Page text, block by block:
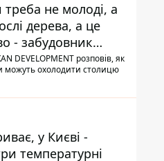
не молоді, а
дерева, а це
- забудовник
DEVELOPMENT розповів, як
можуть охолодити столицю
у Києві -
температурні